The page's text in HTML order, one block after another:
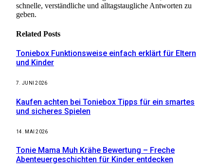
schnelle, verständliche und alltagstaugliche Antworten zu
geben.
Related Posts
Toniebox Funktionsweise einfach erklärt für Eltern
und Kinder
7. JUNI 2026
Kaufen achten bei Toniebox Tipps für ein smartes
und sicheres Spielen
14. MAI 2026
Tonie Mama Muh Krähe Bewertung – Freche
Abenteuergeschichten für Kinder entdecken